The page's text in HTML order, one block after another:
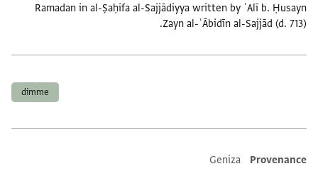
Ramadan in al-Ṣaḥifa al-Sajjādiyya written by ʿAlī b. Ḥusayn
Zayn al-ʿĀbidīn al-Sajjād (d. 713).
dimme
Additional metadata
Provenance
Geniza